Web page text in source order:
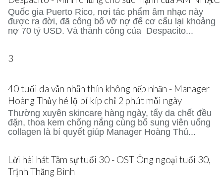
Quốc gia Puerto Rico, nơi tác phẩm âm nhạc này
được ra đời, đã công bố vỡ nợ để cơ cấu lại khoảng
nợ 70 tỷ USD. Và thành công của Despacito...
3
40 tuổi da vẫn nhẵn thín không nếp nhăn - Manager
Hoàng Thủy hé lộ bí kíp chỉ 2 phút mỗi ngày
Thường xuyên skincare hàng ngày, tẩy da chết đều
đặn, thoa kem chống nắng cùng bổ sung viên uống
collagen là bí quyết giúp Manager Hoàng Thủ...
Lời hài hát Tâm sự tuổi 30 - OST Ông ngoại tuổi 30,
Trịnh Thăng Bình